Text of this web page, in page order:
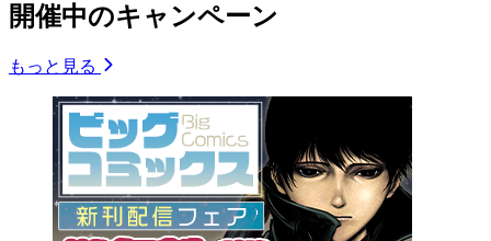
開催中のキャンペーン
もっと見る